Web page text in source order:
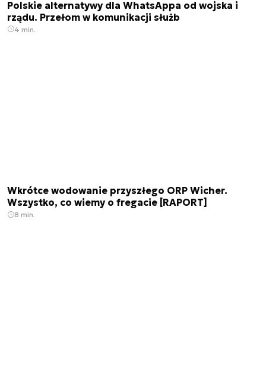
Polskie alternatywy dla WhatsAppa od wojska i
rządu. Przełom w komunikacji służb
4 min.
Wkrótce wodowanie przyszłego ORP Wicher.
Wszystko, co wiemy o fregacie [RAPORT]
8 min.